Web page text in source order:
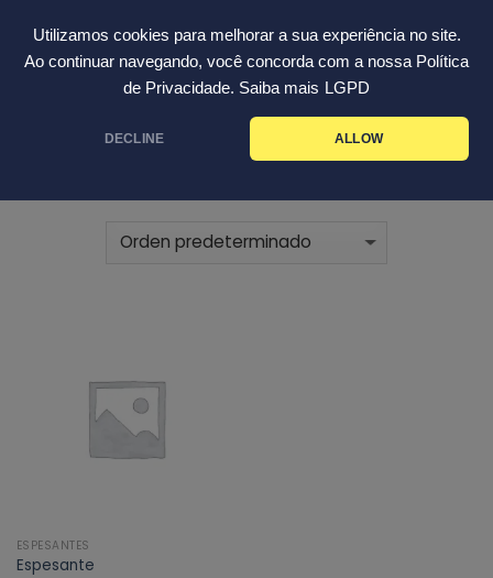
Utilizamos cookies para melhorar a sua experiência no site.
Ao continuar navegando, você concorda com a nossa Política
de Privacidade. Saiba mais LGPD
DECLINE ALLOW
content
INICIO
ESPESANTES
ESPESANTES
Espesante